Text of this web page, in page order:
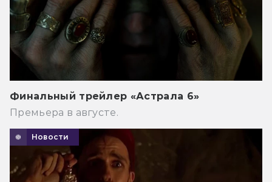
Финальный трейлер «Астрала 6»
Премьера в августе.
Новости